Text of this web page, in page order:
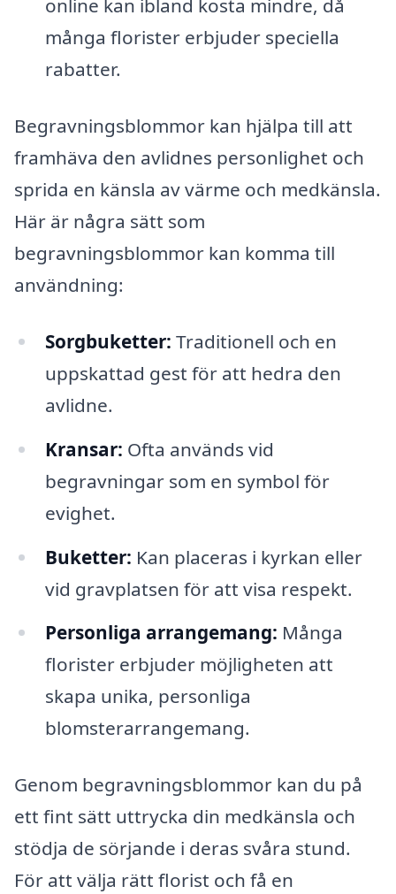
online kan ibland kosta mindre, då
många florister erbjuder speciella
rabatter.
Begravningsblommor kan hjälpa till att
framhäva den avlidnes personlighet och
sprida en känsla av värme och medkänsla.
Här är några sätt som
begravningsblommor kan komma till
användning:
Sorgbuketter: Traditionell och en
uppskattad gest för att hedra den
avlidne.
Kransar: Ofta används vid
begravningar som en symbol för
evighet.
Buketter: Kan placeras i kyrkan eller
vid gravplatsen för att visa respekt.
Personliga arrangemang: Många
florister erbjuder möjligheten att
skapa unika, personliga
blomsterarrangemang.
Genom begravningsblommor kan du på
ett fint sätt uttrycka din medkänsla och
stödja de sörjande i deras svåra stund.
För att välja rätt florist och få en